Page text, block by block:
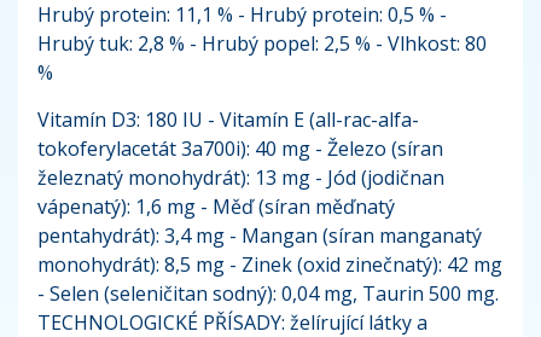
Hrubý protein: 11,1 % - Hrubý protein: 0,5 % -
Hrubý tuk: 2,8 % - Hrubý popel: 2,5 % - Vlhkost: 80
%
Vitamín D3: 180 IU - Vitamín E (all-rac-alfa-
tokoferylacetát 3a700i): 40 mg - Železo (síran
železnatý monohydrát): 13 mg - Jód (jodičnan
vápenatý): 1,6 mg - Měď (síran měďnatý
pentahydrát): 3,4 mg - Mangan (síran manganatý
monohydrát): 8,5 mg - Zinek (oxid zinečnatý): 42 mg
- Selen (seleničitan sodný): 0,04 mg, Taurin 500 mg.
TECHNOLOGICKÉ PŘÍSADY: želírující látky a